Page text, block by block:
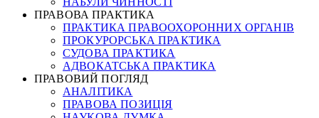
ПРАВОВА ПРАКТИКА
ПРАКТИКА ПРАВООХОРОННИХ ОРГАНІВ
ПРОКУРОРСЬКА ПРАКТИКА
СУДОВА ПРАКТИКА
АДВОКАТСЬКА ПРАКТИКА
ПРАВОВИЙ ПОГЛЯД
АНАЛІТИКА
ПРАВОВА ПОЗИЦІЯ